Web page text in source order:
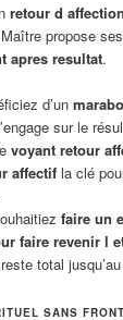
retour d
propose
apres resultat.
d’un
sur le
voyant retour
affectifla clé
faire un
faire revenir l
total
SANS